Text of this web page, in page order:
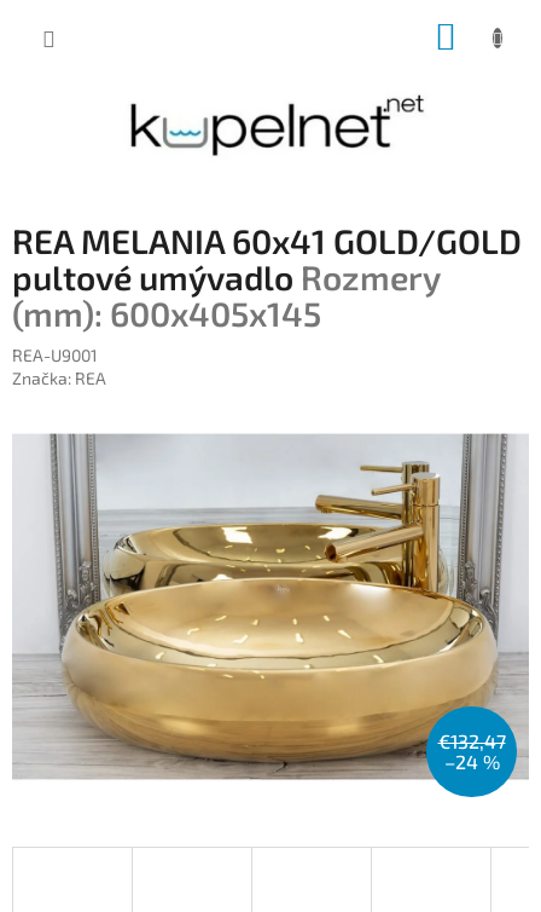
REA MELANIA 60x41 GOLD/GOLD
pultové umývadlo Rozmery
(mm): 600x405x145
REA-U9001
Značka: REA
€132,47
–24 %